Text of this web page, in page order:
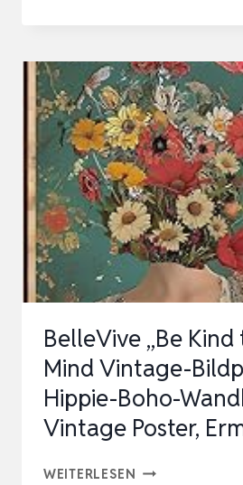
HOLZ
BOHO
WAND
DEKO
HOLZ
MODERN
WANDDEKO
WOHNZIMMER
FÜ…
BelleVive „Be
Mind Vintage-
Hippie-Boho-
Vintage Poster,
WEITERLESEN BELLEVIVE